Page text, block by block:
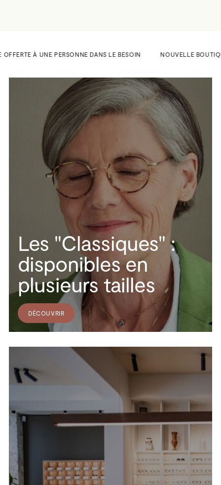
À UNE PERSONNE DANS LE BESOIN NOUVELLE
Les "Classiques" :
disponibles en
plusieurs tailles
DÉCOUVRIR